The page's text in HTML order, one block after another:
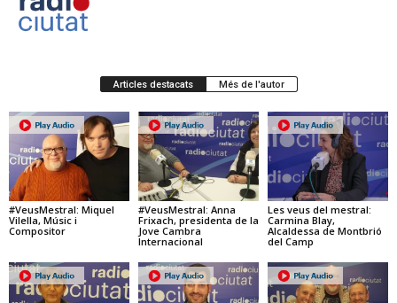
Articles destacats Més de l'autor
#VeusMestral: Miquel
Vilella, Músic i
Compositor
#VeusMestral: Anna
Frixach, presidenta de la
Jove Cambra
Internacional
Les veus del mestral:
Carmina Blay,
Alcaldessa de Montbrió
del Camp